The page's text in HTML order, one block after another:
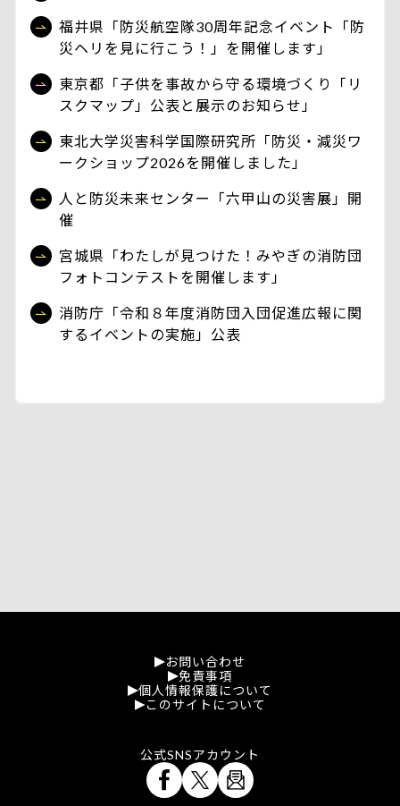
福井県「防災航空隊30周年記念イベント「防
災ヘリを見に行こう！」を開催します」
東京都「子供を事故から守る環境づくり「リ
スクマップ」公表と展示のお知らせ」
東北大学災害科学国際研究所「防災・減災ワ
ークショップ2026を開催しました」
人と防災未来センター「六甲山の災害展」開
催
宮城県「わたしが見つけた！みやぎの消防団
フォトコンテストを開催します」
消防庁「令和８年度消防団入団促進広報に関
するイベントの実施」公表
お問い合わせ
免責事項
個人情報保護について
このサイトについて
公式SNSアカウント